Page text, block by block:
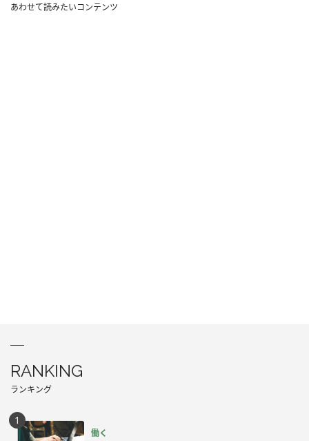
あわせて読みたいコンテンツ
RANKING
ランキング
働く